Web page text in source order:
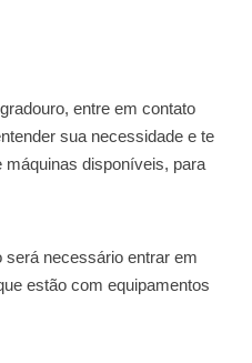
entre em contato
sua necessidade e te
disponíveis, para
será necessário entrar em
estão com equipamentos